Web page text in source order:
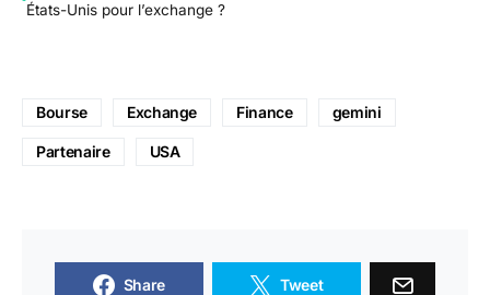
États-Unis pour l’exchange ?
Bourse Exchange Finance gemini
Partenaire USA
Share Tweet